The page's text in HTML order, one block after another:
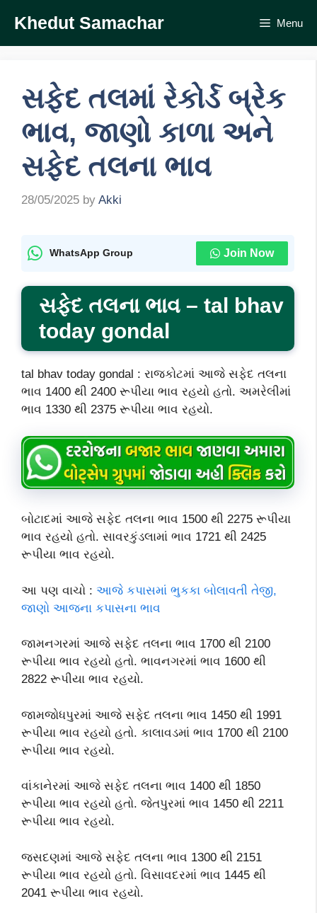
content
Khedut Samachar Menu
સફેદ તલમાં રેકોર્ડ બ્રેક
ભાવ, જાણો કાળા અને
સફેદ તલના ભાવ
28/05/2025 by Akki
WhatsApp Group Join Now
સફેદ તલના ભાવ – tal bhav
today gondal
tal bhav today gondal : રાજકોટમાં આજે સફેદ તલના
ભાવ 1400 થી 2400 રૂપીયા ભાવ રહયો હતો. અમરેલીમાં
ભાવ 1330 થી 2375 રૂપીયા ભાવ રહયો.
બોટાદમાં આજે સફેદ તલના ભાવ 1500 થી 2275 રૂપીયા
ભાવ રહયો હતો. સાવરકુંડલામાં ભાવ 1721 થી 2425
રૂપીયા ભાવ રહયો.
આ પણ વાચો : આજે કપાસમાં ભુકકા બોલાવતી તેજી,
જાણો આજના કપાસના ભાવ
જામનગરમાં આજે સફેદ તલના ભાવ 1700 થી 2100
રૂપીયા ભાવ રહયો હતો. ભાવનગરમાં ભાવ 1600 થી
2822 રૂપીયા ભાવ રહયો.
જામજોધપુરમાં આજે સફેદ તલના ભાવ 1450 થી 1991
રૂપીયા ભાવ રહયો હતો. કાલાવડમાં ભાવ 1700 થી 2100
રૂપીયા ભાવ રહયો.
વાંકાનેરમાં આજે સફેદ તલના ભાવ 1400 થી 1850
રૂપીયા ભાવ રહયો હતો. જેતપુરમાં ભાવ 1450 થી 2211
રૂપીયા ભાવ રહયો.
જસદણમાં આજે સફેદ તલના ભાવ 1300 થી 2151
રૂપીયા ભાવ રહયો હતો. વિસાવદરમાં ભાવ 1445 થી
2041 રૂપીયા ભાવ રહયો.